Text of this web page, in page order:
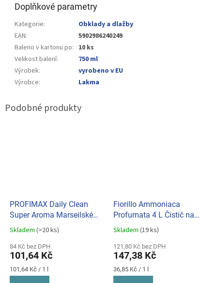
Doplňkové parametry
Kategorie:
Obklady a dlažby
EAN:
5902986240249
Baleno v kartonu po: 10 ks
Velikost balení:
750 ml
Výrobek:
vyrobeno v EU
Výrobce: Lakma
PROFIMAX Daily Clean
Super Aroma Marseilské
mýdlo 1 L (růžová)
Průměrné
produktu
je
5,0
z
Skladem (>20 ks)
84 Kč bez DPH
101,64 Kč
Měrná
cena:
101,64 Kč / 1 l
Fiorillo Ammoniaca
Profumata 4 L Čistič na
tvrdé povrchy s čpavkem
Průměrné
produktu
je
5,0
z
Skladem (19 ks)
121,80 Kč bez DPH
147,38 Kč
Měrná
cena:
36,85 Kč / 1 l